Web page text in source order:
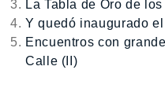
La Tabla de Oro de
Y quedó inaugurado
Encuentros con
Calle (II)